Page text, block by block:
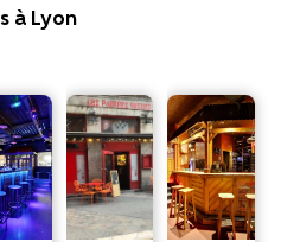
à Lyon